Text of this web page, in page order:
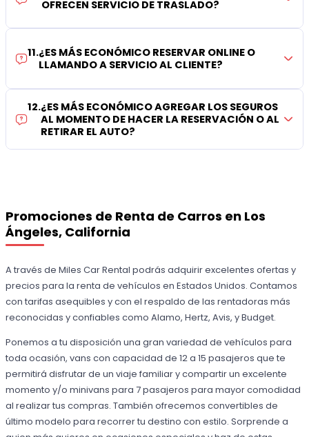
OFRECEN SERVICIO DE TRASLADO?
11.¿ES MÁS ECONÓMICO RESERVAR ONLINE O
LLAMANDO A SERVICIO AL CLIENTE?
12.¿ES MÁS ECONÓMICO AGREGAR LOS SEGUROS
AL MOMENTO DE HACER LA RESERVACIÓN O AL
RETIRAR EL AUTO?
Promociones de Renta de Carros en Los
Ángeles, California
A través de Miles Car Rental podrás adquirir excelentes ofertas y
precios para la renta de vehículos en Estados Unidos. Contamos
con tarifas asequibles y con el respaldo de las rentadoras más
reconocidas y confiables como Alamo, Hertz, Avis, y Budget.
Ponemos a tu disposición una gran variedad de vehículos para
toda ocasión, vans con capacidad de 12 a 15 pasajeros que te
permitirá disfrutar de un viaje familiar y compartir un excelente
momento y/o minivans para 7 pasajeros para mayor comodidad
al realizar tus compras. También ofrecemos convertibles de
último modelo para recorrer tu destino con estilo. Sorprende a